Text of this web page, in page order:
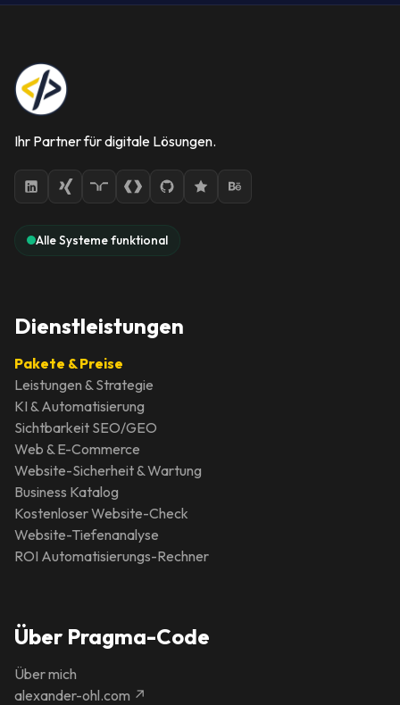
Ihr Partner für digitale Lösungen.
Alle Systeme funktional
Dienstleistungen
Pakete & Preise
Leistungen & Strategie
KI & Automatisierung
Sichtbarkeit SEO/GEO
Web & E-Commerce
Website-Sicherheit & Wartung
Business Katalog
Kostenloser Website-Check
Website-Tiefenanalyse
ROI Automatisierungs-Rechner
Über Pragma-Code
Über mich
alexander-ohl.com ↗